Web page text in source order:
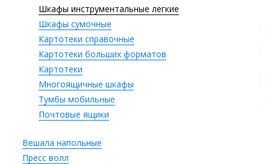
Шкафы инструментальные легкие
Шкафы сумочные
Картотеки справочные
Картотеки больших форматов
Картотеки
Многоящичные шкафы
Тумбы мобильные
Почтовые ящики
Вешала напольные
Пресс волл